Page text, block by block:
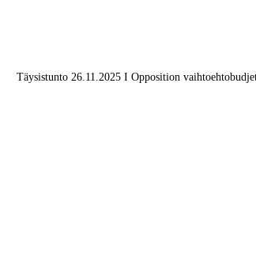
Täysistunto 26.11.2025 I Opposition